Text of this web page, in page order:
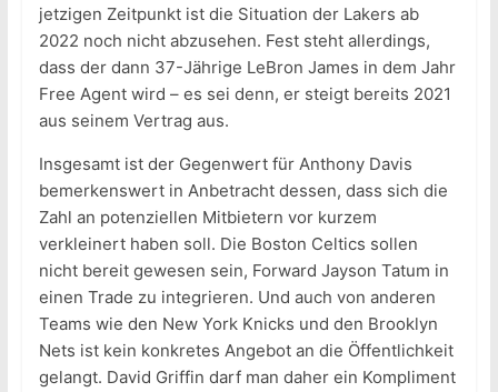
jetzigen Zeitpunkt ist die Situation der Lakers ab
2022 noch nicht abzusehen. Fest steht allerdings,
dass der dann 37-Jährige LeBron James in dem Jahr
Free Agent wird – es sei denn, er steigt bereits 2021
aus seinem Vertrag aus.
Insgesamt ist der Gegenwert für Anthony Davis
bemerkenswert in Anbetracht dessen, dass sich die
Zahl an potenziellen Mitbietern vor kurzem
verkleinert haben soll. Die Boston Celtics sollen
nicht bereit gewesen sein, Forward Jayson Tatum in
einen Trade zu integrieren. Und auch von anderen
Teams wie den New York Knicks und den Brooklyn
Nets ist kein konkretes Angebot an die Öffentlichkeit
gelangt. David Griffin darf man daher ein Kompliment